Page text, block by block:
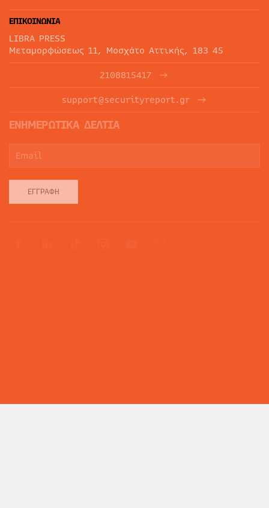
ΕΠΙΚΟΙΝΩΝΙΑ
LIBRA PRESS
Μεταμορφώσεως 11, Μοσχάτο Αττικής, 183 45
2108815417
support@securityreport.gr
ΕΝΗΜΕΡΩΤΙΚΑ ΔΕΛΤΙΑ
ΕΓΓΡΑΦΉ